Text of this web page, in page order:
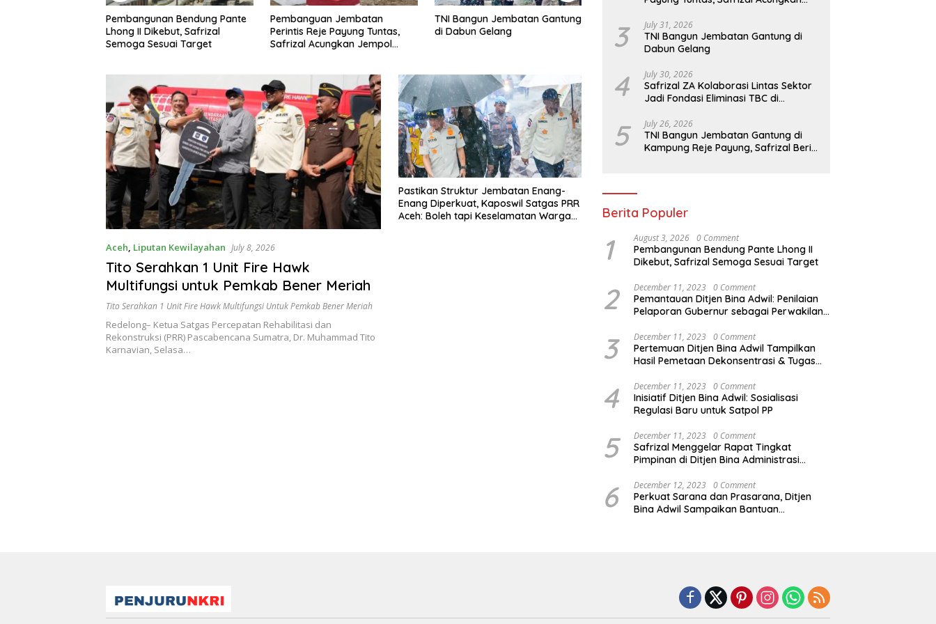
Pembangunan Bendung Pante
Lhong II Dikebut, Safrizal
Semoga Sesuai Target
Pembanguan Jembatan
Perintis Reje Payung Tuntas,
Safrizal Acungkan Jempol
TNI Bangun Jembatan Gantung
di Dabun Gelang
Safrizal ZA Kolaborasi Lintas
Sektor Jadi Fondasi Eliminasi
TBC di Indonesia
di Kampung Reje Payung,
Safrizal Beri Apresiasi
Aceh, Liputan Kewilayahan July 8, 2026
Tito Serahkan 1 Unit Fire Hawk
Multifungsi untuk Pemkab Bener Meriah
Tito Serahkan 1 Unit Fire Hawk Multifungsi Untuk Pemkab Bener Meriah
Redelong– Ketua Satgas Percepatan Rehabilitasi dan
Rekonstruksi (PRR) Pascabencana Sumatra, Dr. Muhammad Tito
Karnavian, Selasa…
Pastikan Struktur Jembatan Enang-
Enang Diperkuat, Kaposwil Satgas PRR
Aceh: Boleh tapi Keselamatan Warga
3 July 31, 2026
TNI Bangun Jembatan Gantung di
Dabun Gelang
4 July 30, 2026
Safrizal ZA Kolaborasi Lintas Sektor
Jadi Fondasi Eliminasi TBC di
5 July 26, 2026
TNI Bangun Jembatan Gantung di
Kampung Reje Payung, Safrizal Beri
Berita Populer
1 August 3, 2026 0 Comment
Pembangunan Bendung Pante Lhong II
Dikebut, Safrizal Semoga Sesuai Target
2 December 11, 2023 0 Comment
Pemantauan Ditjen Bina Adwil: Penilaian
Pelaporan Gubernur sebagai Perwakilan
3 December 11, 2023 0 Comment
Pertemuan Ditjen Bina Adwil Tampilkan
Hasil Pemetaan Dekonsentrasi & Tugas
4 December 11, 2023 0 Comment
Inisiatif Ditjen Bina Adwil: Sosialisasi
Regulasi Baru untuk Satpol PP
5 December 11, 2023 0 Comment
Safrizal Menggelar Rapat Tingkat
Pimpinan di Ditjen Bina Administrasi
6 December 12, 2023 0 Comment
Perkuat Sarana dan Prasarana, Ditjen
Bina Adwil Sampaikan Bantuan